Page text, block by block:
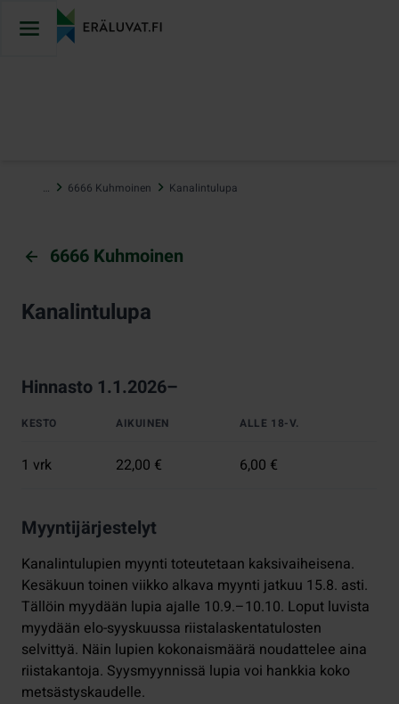
sisältöön
… 6666 Kuhmoinen Kanalintulupa
6666 Kuhmoinen
Kanalintulupa
Hinnasto 1.1.2026–
KESTO AIKUINEN ALLE 18-V.
1 vrk 22,00 € 6,00 €
Myyntijärjestelyt
Kanalintulupien myynti toteutetaan kaksivaiheisena.
Kesäkuun toinen viikko alkava myynti jatkuu 15.8. asti.
Tällöin myydään lupia ajalle 10.9.–10.10. Loput luvista
myydään elo-syyskuussa riistalaskentatulosten
selvittyä. Näin lupien kokonaismäärä noudattelee aina
riistakantoja. Syysmyynnissä lupia voi hankkia koko
metsästyskaudelle.